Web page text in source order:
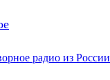
радио из России